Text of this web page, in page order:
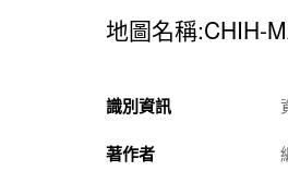
地圖名稱:CHIH-
識別資訊
著作者